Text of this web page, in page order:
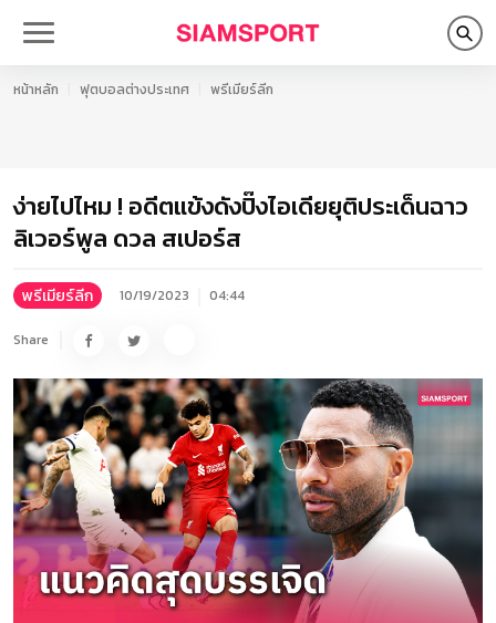
หน้าหลัก ฟุตบอลต่างประเทศ พรีเมียร์ลีก
ง่ายไปไหม ! อดีตแข้งดังปิ๊งไอเดียยุติประเด็นฉาว
ลิเวอร์พูล ดวล สเปอร์ส
พรีเมียร์ลีก 10/19/2023 04:44
Share